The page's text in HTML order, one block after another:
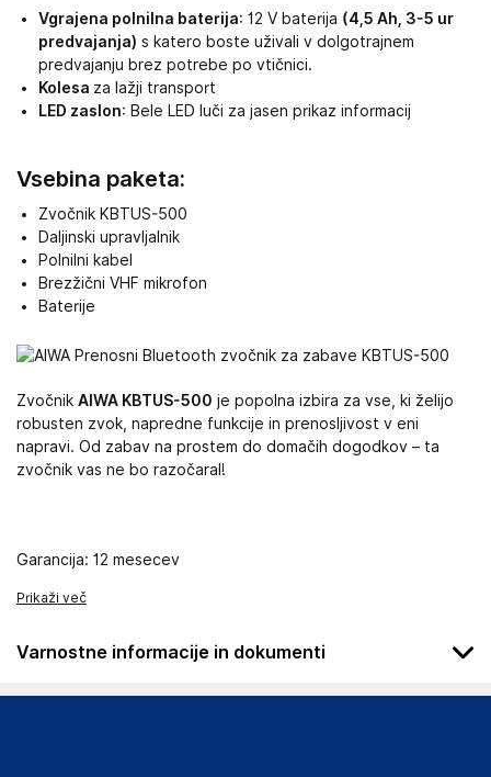
Vgrajena polnilna baterija: 12 V baterija (4,5 Ah, 3-5 ur
predvajanja) s katero boste uživali v dolgotrajnem
predvajanju brez potrebe po vtičnici.
Kolesa za lažji transport
LED zaslon: Bele LED luči za jasen prikaz informacij
Vsebina paketa:
Zvočnik KBTUS-500
Daljinski upravljalnik
Polnilni kabel
Brezžični VHF mikrofon
Baterije
Zvočnik AIWA KBTUS-500 je popolna izbira za vse, ki želijo
robusten zvok, napredne funkcije in prenosljivost v eni
napravi. Od zabav na prostem do domačih dogodkov – ta
zvočnik vas ne bo razočaral!
Garancija: 12 mesecev
Prikaži več
Varnostne informacije in dokumenti
Podatki o proizvajalcu